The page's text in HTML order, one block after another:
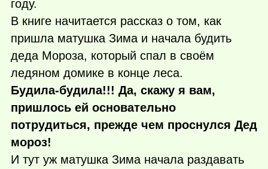
году.
В книге начитается рассказ о том, как
пришла матушка Зима и начала будить
деда Мороза, который спал в своём
ледяном домике в конце леса.
Будила-будила!!! Да, скажу я вам,
пришлось ей основательно
потрудиться, прежде чем проснулся Дед
мороз!
И тут уж матушка Зима начала раздавать